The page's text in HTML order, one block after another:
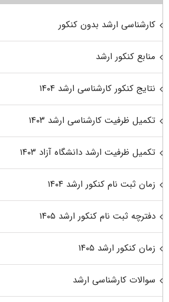
کارشناسی ارشد بدون کنکور
منابع کنکور ارشد
نتایج کنکور کارشناسی ارشد ۱۴۰۴
تکمیل ظرفیت کارشناسی ارشد ۱۴۰۳
تکمیل ظرفیت ارشد دانشگاه آزاد ۱۴۰۳
زمان ثبت نام کنکور ارشد ۱۴۰۴
دفترچه ثبت نام کنکور ارشد ۱۴۰۵
زمان کنکور ارشد ۱۴۰۵
سوالات کارشناسی ارشد